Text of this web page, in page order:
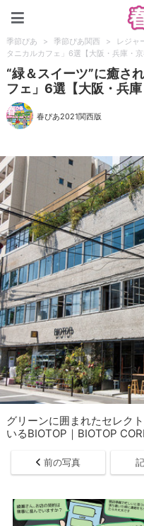
季節ぴあ > 季節ぴあ関西 > レジャ
タニカルカフェ」6選【大阪・兵庫・京
“緑＆スイーツ”に癒さ
フェ」6選【大阪・兵
春ぴあ2021関西版
グリーンに囲まれたセレク
いるBIOTOP｜BIOTOP
前の写真